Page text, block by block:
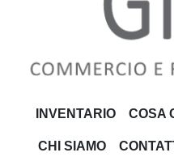
INVENTARIO COSA
CHI SIAMO